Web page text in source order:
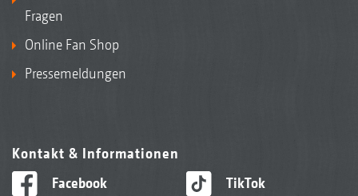
Fragen
Online Fan Shop
Pressemeldungen
Kontakt & Informationen
Facebook
TikTok